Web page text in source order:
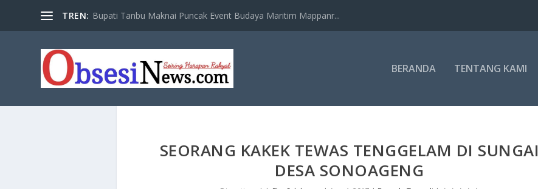
TREN: Bupati Tanbu Maknai Puncak Event Budaya Maritim Mappanr...
BERANDA TENTANG KAMI
SEORANG KAKEK TEWAS TENGGELAM DI SUNGAI
DESA SONOAGENG